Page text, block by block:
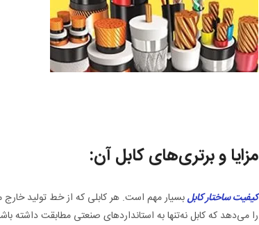
مزایا و برتری‌های کابل آن:
کیفیت ساختار کابلبسیار مهم است. هر کابلی که از خط تولید خارج
را می‌دهد که کابل نه‌تنها به استانداردهای صنعتی مطابقت داشته